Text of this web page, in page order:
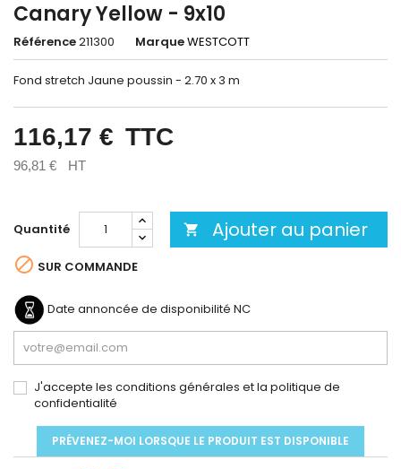
Canary Yellow - 9x10
Référence211300 MarqueWESTCOTT
Fond stretch Jaune poussin - 2.70 x 3 m
116,17 € TTC
96,81 € HT
Quantité  Ajouter au panier
 SUR COMMANDE
Date annoncée de disponibilité NC
J'accepte les conditions générales et la politique de
confidentialité
PRÉVENEZ-MOI LORSQUE LE PRODUIT EST DISPONIBLE